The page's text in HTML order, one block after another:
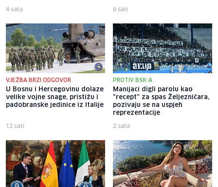
4 sata 6 sati
VJEŽBA BRZI ODGOVOR
U Bosnu i Hercegovinu dolaze
velike vojne snage, pristižu i
padobranske jedinice iz Italije
12 sati
PROTIV BSK-A
Manijaci digli parolu kao
"recept" za spas Željezničara,
pozivaju se na uspjeh
reprezentacije
2 sata